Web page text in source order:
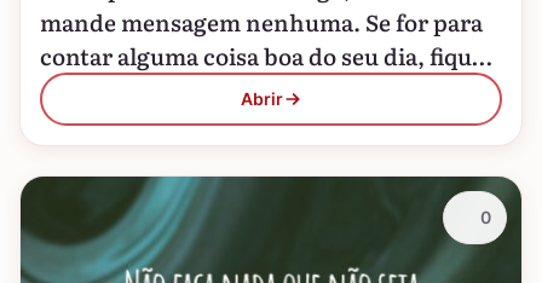
mande mensagem nenhuma. Se for para
contar alguma coisa boa do seu dia, fique à
vontade!
Abrir
0